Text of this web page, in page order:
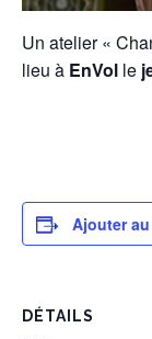
Un atelier «
lieu à EnVol le
Ajouter
DÉTAILS